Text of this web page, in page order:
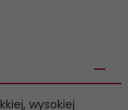
wysokiej